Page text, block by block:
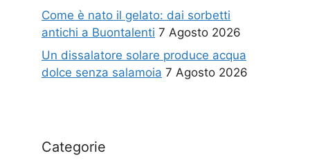
Come è nato il gelato: dai sorbetti
antichi a Buontalenti 7 Agosto 2026
Un dissalatore solare produce acqua
dolce senza salamoia 7 Agosto 2026
Categorie